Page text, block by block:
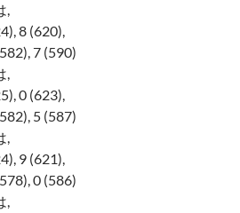
,
8 (620),
7 (590)
,
0 (623),
5 (587)
,
9 (621),
0 (586)
,